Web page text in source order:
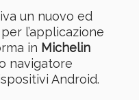
un nuovo ed
l’applicazione
in Michelin
navigatore
Android.